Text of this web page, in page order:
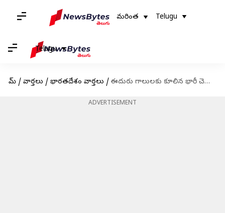
మరింత Telugu
Telugu
హోమ్ / వార్తలు / భారతదేశం వార్తలు / ఈదురు గాలులకు కూలిన భారీ చెట్టు; ఏడుగురు మృతి
ADVERTISEMENT